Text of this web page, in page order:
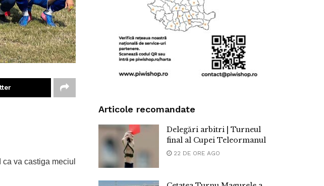
va castiga meciul
Articole recomandate
Delegări arbitri | Turneul
final al Cupei Teleormanul
22 DE ORE AGO